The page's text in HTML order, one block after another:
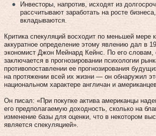
Инвесторы, напротив, исходят из
рассчитывают заработать на росте
вкладываются.
Критика спекуляций восходит по меньшей мере
аккуратное определение этому явлению дал в
экономист Джон Мейнард Кейнс. По его словам,
заключается в прогнозировании психологии
противопоставлении ее прогнозирования
на протяжении всей их жизни — он обнаружил
национальном характере англичан и
Он писал: «При покупке актива американцы
его предполагаемую доходность, сколько на
изменение базы для оценки, что в некотором
является спекуляцией».